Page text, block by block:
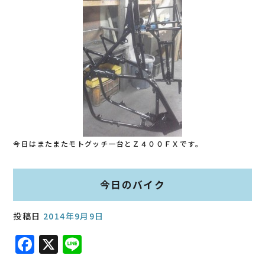
今日はまたまたモトグッチ一台とＺ４００ＦＸです。
今日のバイク
投稿日 2014年9月9日
F X